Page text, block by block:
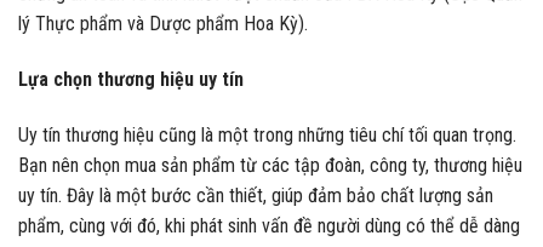
lý Thực phẩm và Dược phẩm Hoa Kỳ).
Lựa chọn thương hiệu uy tín
Uy tín thương hiệu cũng là một trong những tiêu chí tối quan trọng.
Bạn nên chọn mua sản phẩm từ các tập đoàn, công ty, thương hiệu
uy tín. Đây là một bước cần thiết, giúp đảm bảo chất lượng sản
phẩm, cùng với đó, khi phát sinh vấn đề người dùng có thể dễ dàng